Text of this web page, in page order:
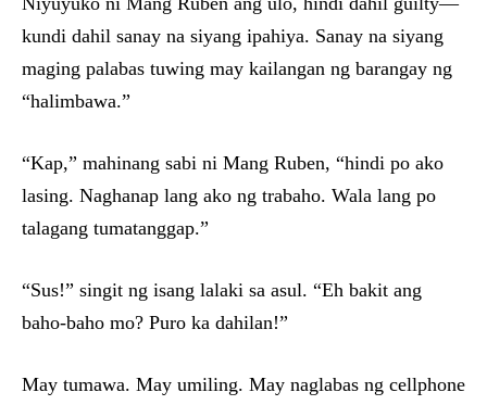
kundi dahil sanay na siyang ipahiya. Sanay na siyang
maging palabas tuwing may kailangan ng barangay ng
“halimbawa.”
“Kap,” mahinang sabi ni Mang Ruben, “hindi po ako
lasing. Naghanap lang ako ng trabaho. Wala lang po
talagang tumatanggap.”
“Sus!” singit ng isang lalaki sa asul. “Eh bakit ang
baho-baho mo? Puro ka dahilan!”
May tumawa. May umiling. May naglabas ng cellphone